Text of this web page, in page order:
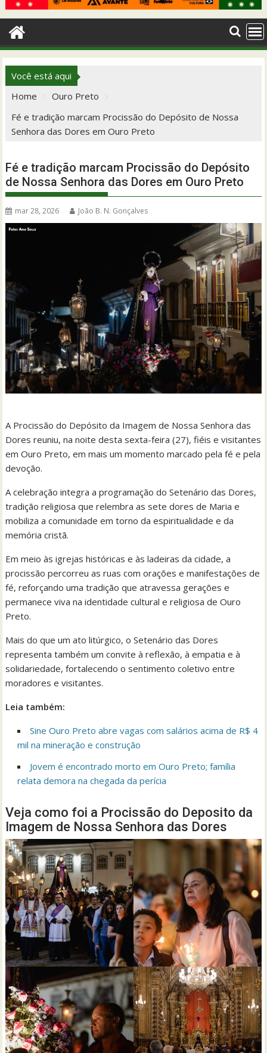
Você está aqui
Home
Ouro Preto
Fé e tradição marcam Procissão do Depósito de Nossa
Senhora das Dores em Ouro Preto
Fé e tradição marcam Procissão do Depósito
de Nossa Senhora das Dores em Ouro Preto
mar 28, 2026 João B. N. Gonçalves
A Procissão do Depósito da Imagem de Nossa Senhora das
Dores reuniu, na noite desta sexta-feira (27), fiéis e visitantes
em Ouro Preto, em mais um momento marcado pela fé e pela
devoção.
A celebração integra a programação do Setenário das Dores,
tradição religiosa que relembra as sete dores de Maria e
mobiliza a comunidade em torno da espiritualidade e da
memória cristã.
Em meio às igrejas históricas e às ladeiras da cidade, a
procissão percorreu as ruas com orações e manifestações de
fé, reforçando uma tradição que atravessa gerações e
permanece viva na identidade cultural e religiosa de Ouro
Preto.
Mais do que um ato litúrgico, o Setenário das Dores
representa também um convite à reflexão, à empatia e à
solidariedade, fortalecendo o sentimento coletivo entre
moradores e visitantes.
Leia também:
Sine Ouro Preto abre vagas com salários acima de R$ 4
mil na mineração e construção
Jovem é encontrado morto em Ouro Preto; família
relata demora na chegada da perícia
Veja como foi a Procissão do Deposito da
Imagem de Nossa Senhora das Dores